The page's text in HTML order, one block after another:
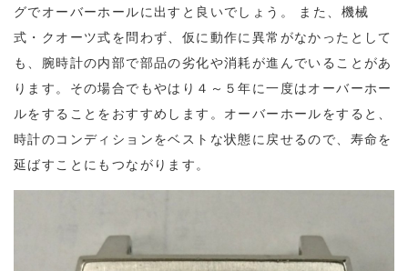
グでオーバーホールに出すと良いでしょう。 また、機械
式・クオーツ式を問わず、仮に動作に異常がなかったとして
も、腕時計の内部で部品の劣化や消耗が進んでいることがあ
ります。その場合でもやはり４～５年に一度はオーバーホー
ルをすることをおすすめします。オーバーホールをすると、
時計のコンディションをベストな状態に戻せるので、寿命を
延ばすことにもつながります。